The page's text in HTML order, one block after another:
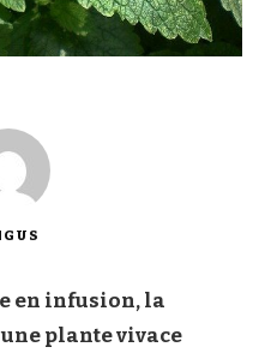
en infusion, la
plante vivace